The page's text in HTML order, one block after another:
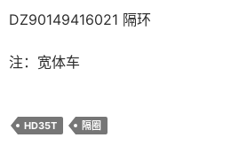
DZ90149416021 隔环
注：宽体车
HD35T 隔圈